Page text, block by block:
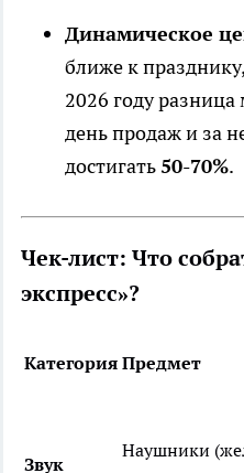
Динамическое
ближе к
2026 году
день продаж и за
достигать 50-70%.
Чек-лист: Что
экспресс»?
Категория Предмет
Звук
Наушники